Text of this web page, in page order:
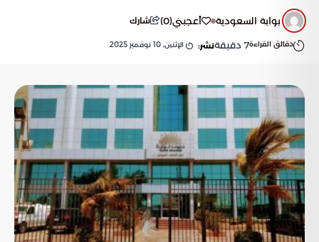
بوابة السعودية أعجبني(
0
) شارك
دقائق القراءة7 دقيقةنشر: الإثنين, 10 نوفمبر 2025